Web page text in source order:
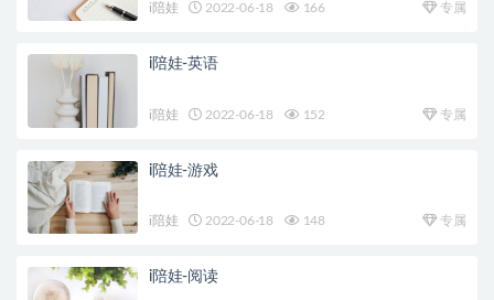
i陪娃 2022-06-18 166 专属
i陪娃-英语
i陪娃 2022-06-18 152 专属
i陪娃-游戏
i陪娃 2022-06-18 148 专属
i陪娃-阅读